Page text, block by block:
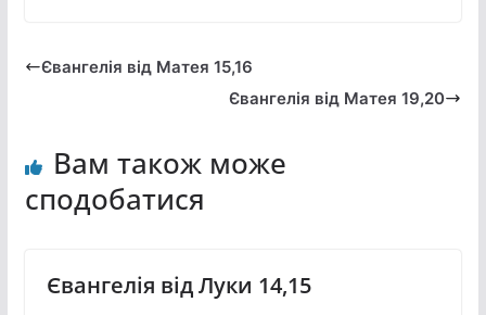
Євангелія від Матея 15,16
Євангелія від Матея 19,20
Вам також може
сподобатися
Євангелія від Луки 14,15